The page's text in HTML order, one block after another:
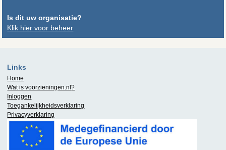
Is dit uw organisatie?
Klik hier voor beheer
Links
Home
Wat is voorzieningen.nl?
Inloggen
Toegankelijkheidsverklaring
Privacyverklaring